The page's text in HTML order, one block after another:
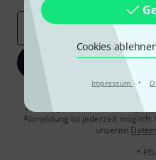
Cookies
Impressum ·
E-Mail-Adresse*
Jetzt
Mit Klick auf „Jetzt anmelden“
Werbung und einer Messung
Abmeldung ist jederzeit
unseren
*